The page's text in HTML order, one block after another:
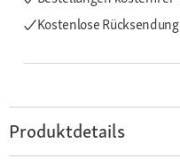
Kostenlose Rücksendung
Produktdetails